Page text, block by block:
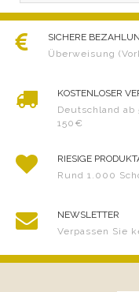
SICHERE
Überweisung
KOSTENLOSER
Deutschland
150€
RIESIGE
Rund 1.000
NEWSLETTER
Verpassen Sie